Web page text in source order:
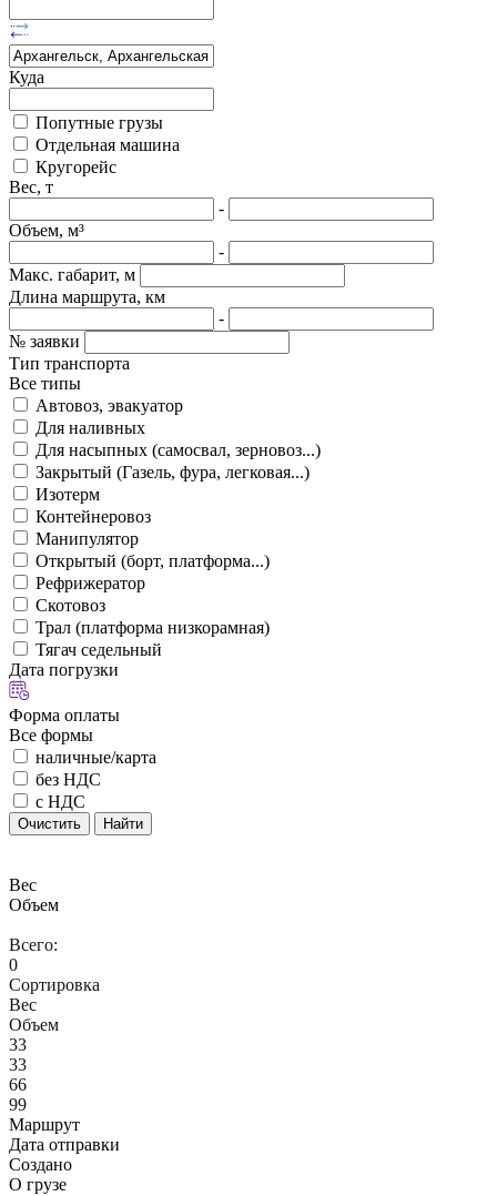
Куда
Попутные грузы
Отдельная машина
Кругорейс
Вес, т
-
Объем, м³
-
Макс. габарит, м
Длина маршрута, км
-
№ заявки
Тип транспорта
Все типы
Автовоз, эвакуатор
Для наливных
Для насыпных (самосвал, зерновоз...)
Закрытый (Газель, фура, легковая...)
Изотерм
Контейнеровоз
Манипулятор
Открытый (борт, платформа...)
Рефрижератор
Скотовоз
Трал (платформа низкорамная)
Тягач седельный
Дата погрузки
Форма оплаты
Все формы
наличные/карта
без НДС
с НДС
Очистить Найти
Вес
Объем
Всего:
0
Сортировка
Вес
Объем
33
33
66
99
Маршрут
Дата отправки
Создано
О грузе